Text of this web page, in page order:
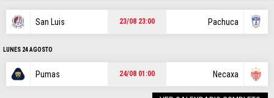
San Luis 23/08 23:00 Pachuca
LUNES 24 AGOSTO
Pumas 24/08 01:00 Necaxa